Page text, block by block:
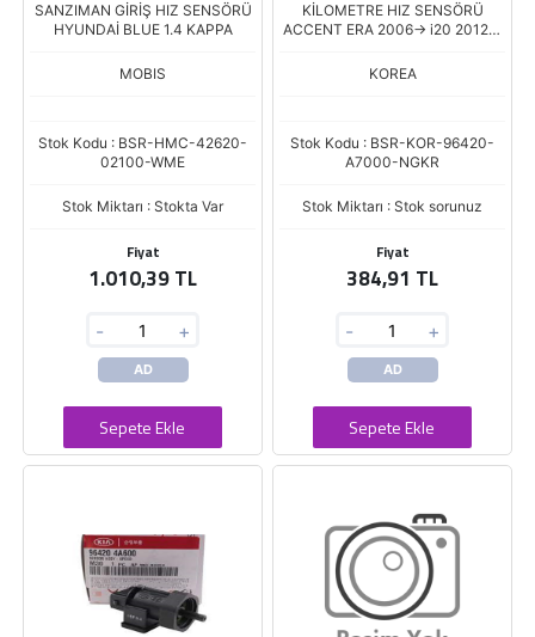
SANZIMAN GİRİŞ HIZ SENSÖRÜ
HYUNDAİ BLUE 1.4 KAPPA
MOBIS
Stok Kodu : BSR-HMC-42620-
02100-WME
Stok Miktarı : Stokta Var
Fiyat
1.010,39 TL
- +
AD
Sepete Ekle
KİLOMETRE HIZ SENSÖRÜ
ACCENT ERA 2006-> i20 2012->
KMYT 2015
KOREA
Stok Kodu : BSR-KOR-96420-
A7000-NGKR
Stok Miktarı : Stok sorunuz
Fiyat
384,91 TL
- +
AD
Sepete Ekle